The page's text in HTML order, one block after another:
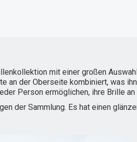
mit einer großen
an der Oberseite kombiniert, was
Person ermöglichen, ihre Brille
der Sammlung. Es hat einen